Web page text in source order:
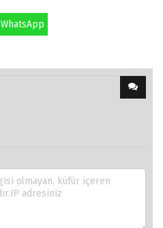
WhatsApp